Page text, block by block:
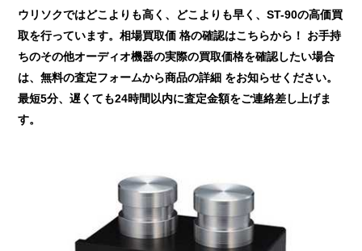
ウリソクではどこよりも高く、どこよりも早く、ST-90の高価買
取を行っています。相場買取価 格の確認はこちらから！ お手持
ちのその他オーディオ機器の実際の買取価格を確認したい場合
は、無料の査定フォームから商品の詳細 をお知らせください。
最短5分、遅くても24時間以内に査定金額をご連絡差し上げま
す。